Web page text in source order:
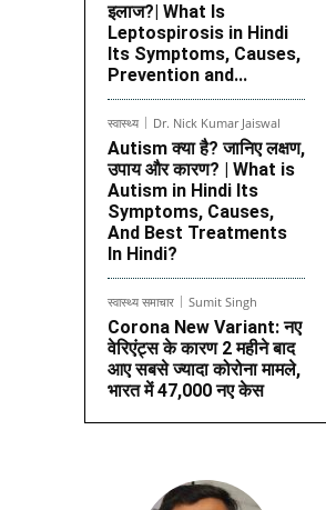
इलाज?| What Is
Leptospirosis in Hindi
Its Symptoms, Causes,
Prevention and...
स्वास्थ्य Dr. Nick Kumar Jaiswal
Autism क्या है? जानिए लक्षण,
उपाय और कारण? | What is
Autism in Hindi Its
Symptoms, Causes,
And Best Treatments
In Hindi?
स्वास्थ्य समाचार Sumit Singh
Corona New Variant: नए
वेरिएंट्स के कारण 2 महीने बाद
आए सबसे ज्यादा कोरोना मामले,
भारत में 47,000 नए केस